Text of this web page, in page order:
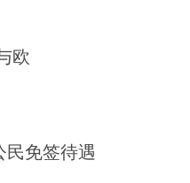
欧
民免签待遇